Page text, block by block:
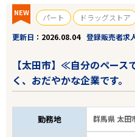
NEW パート
ドラッグストア
更新日
2026.08.04 登録販売者求
【太田市】≪自分のペー
く、おだやかな企業です。
勤務地 群馬県 太